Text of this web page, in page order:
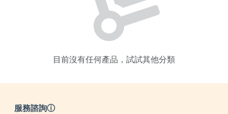
目前沒有任何產品，試試其他分類
服務諮詢ⓘ